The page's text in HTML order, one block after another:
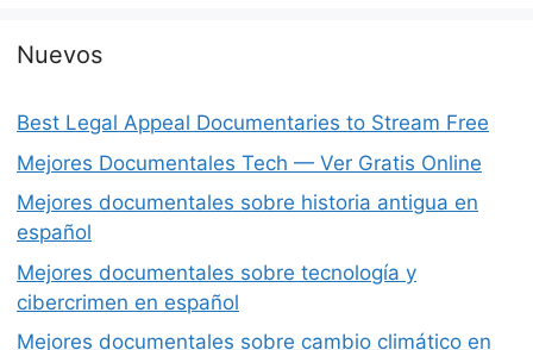
Nuevos
Best Legal Appeal Documentaries to Stream Free
Mejores Documentales Tech — Ver Gratis Online
Mejores documentales sobre historia antigua en
español
Mejores documentales sobre tecnología y
cibercrimen en español
Mejores documentales sobre cambio climático en